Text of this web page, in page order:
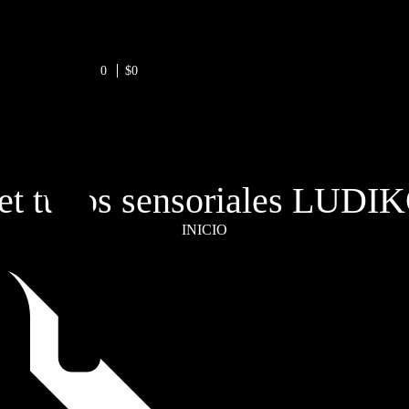
0 $0
tubos sensoriales
INICIO